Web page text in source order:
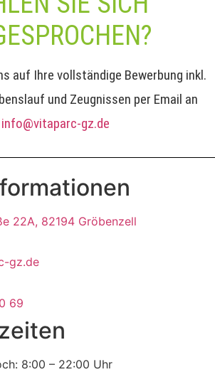
auf Ihre vollständige Bewerbung inkl.
und Zeugnissen per Email an
info@vitaparc-gz.de
22A, 82194 Gröbenzell
gz.de
69
8:00 – 22:00 Uhr